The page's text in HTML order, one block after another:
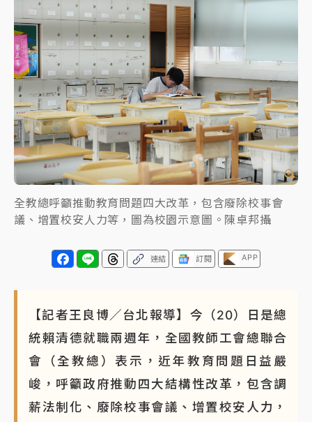
有片｜
白海豚暴風圈逼近！新北淡水赫見龍捲風 榕樹
連根拔起
中颱白海豚風雨來了！中部以北防豪雨 今晚、明天影
響最劇烈
白海豚逼近！北市水門只出不進 未移置車輛最高罰
4800＋拖吊費
全教總呼籲推動教育問題四大改革，包含廢除校事會
議、增置校安人力等，圖為校園示意圖。陳卓邦攝
連結 訂閱 APP
【記者王良博／台北報導】今（20）日是總
統賴清德就職兩週年，全國教師工會總聯合
會（全教總）表示，近年教育問題日益嚴
峻，呼籲政府推動四大結構性改革，包含調
薪法制化、廢除校事會議、增置校安人力，